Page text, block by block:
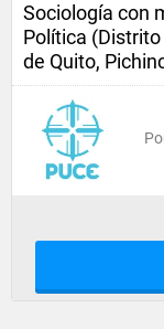
Sociología con
Política
de Quito,